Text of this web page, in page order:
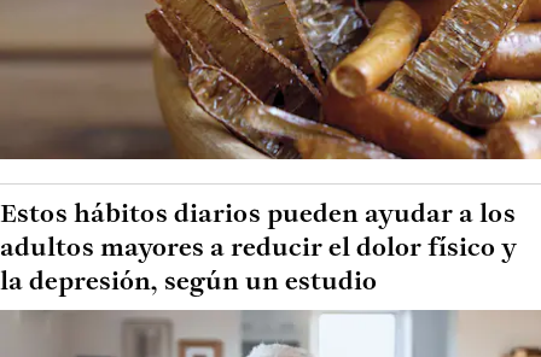
Estos hábitos diarios pueden ayudar a los
adultos mayores a reducir el dolor físico y
la depresión, según un estudio